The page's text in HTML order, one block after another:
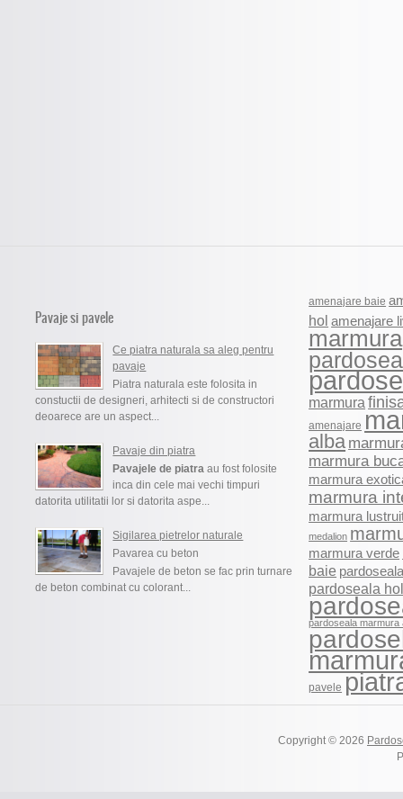
Pavaje si pavele
Ce piatra naturala sa aleg pentru
pavaje
Piatra naturala este folosita in
constuctii de designeri, arhitecti si de constructori
deoarece are un aspect...
Pavaje din piatra
Pavajele de piatra au fost folosite
inca din cele mai vechi timpuri
datorita utilitatii lor si datorita aspe...
Sigilarea pietrelor naturale
Pavarea cu beton
Pavajele de beton se fac prin turnare
de beton combinat cu colorant...
amenajare baie
hol amenajare
marmura
marmura
amenajare
alba
marmura
marmura
marmura
marmura
medalion
marmura verde
baie
pardoseala
pardoseala marmura
pavele
Copyright © 2026